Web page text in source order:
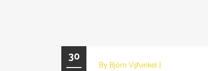
30
By Björn Vijfvinkel